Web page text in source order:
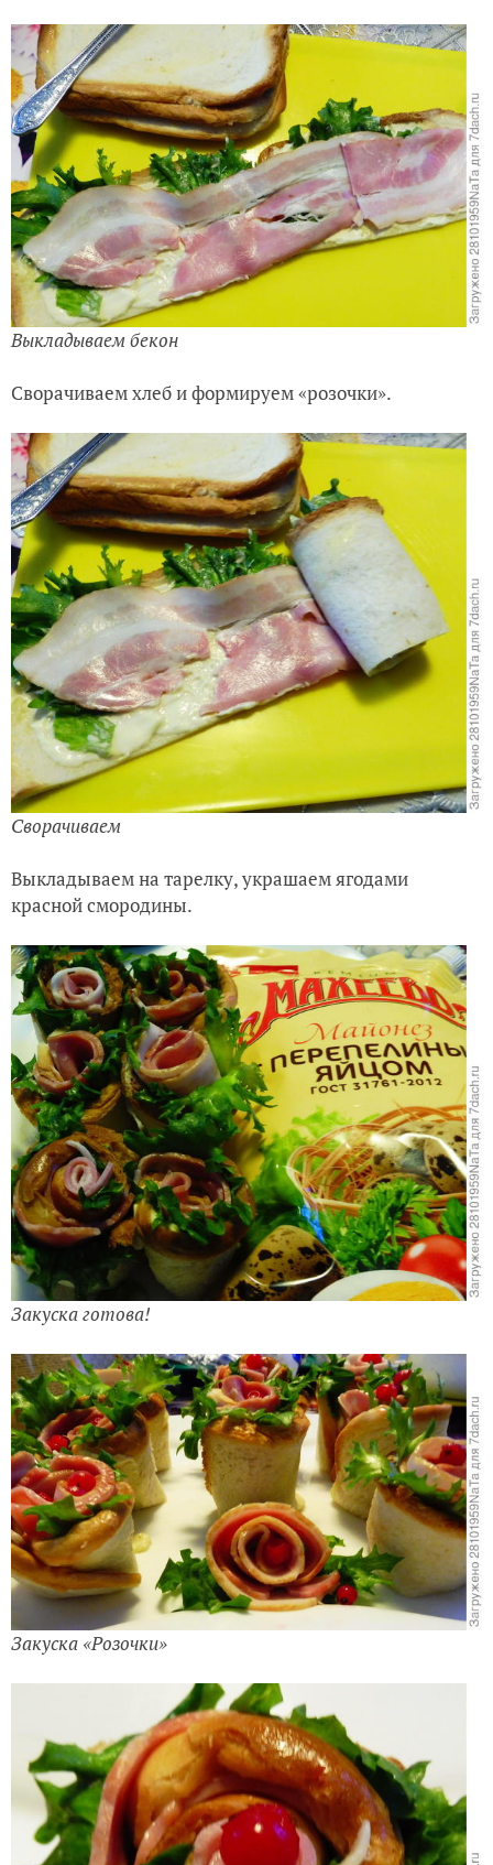
Выкладываем бекон
Сворачиваем хлеб и формируем «розочки».
Сворачиваем
Выкладываем на тарелку, украшаем ягодами
красной смородины.
Закуска готова!
Закуска «Розочки»